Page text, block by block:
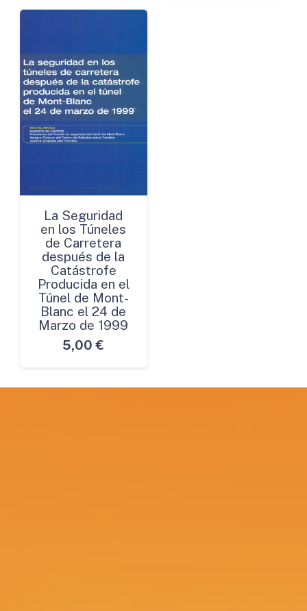
La Seguridad
en los Túneles
de Carretera
después de la
Catástrofe
Producida en el
Túnel de Mont-
Blanc el 24 de
Marzo de 1999
5,00 €